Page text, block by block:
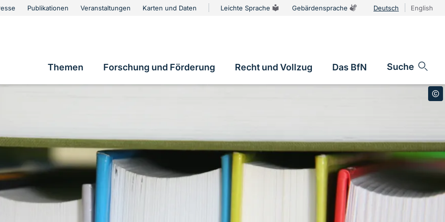
Publikationen Veranstaltungen Karten und Daten Leichte Sprache Gebärdensprache Deutsch English
Hauptnavigation
Themen Forschung und Förderung Recht und Vollzug Das BfN Suche